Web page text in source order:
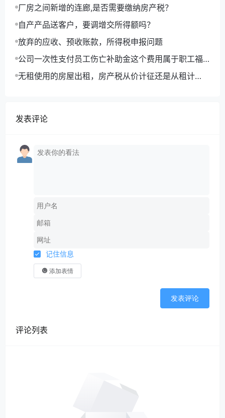
厂房之间新增的连廊,是否需要缴纳房产税？
自产产品送客户，要调增交所得额吗？
放弃的应收、预收账款，所得税申报问题
公司一次性支付员工伤亡补助金这个费用属于职工福
利只能企业所得税扣除工资的14%吗？
无租使用的房屋出租，房产税从价计征还是从租计
发表评论
记住信息
添加表情
发表评论
评论列表